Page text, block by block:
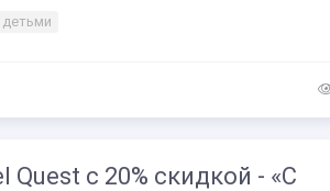
детьми
с 20% скидкой - «С